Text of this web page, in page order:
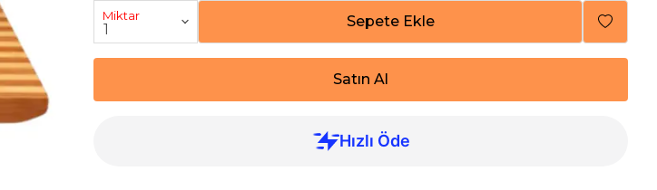
Miktar Sepete Ekle
Satın Al